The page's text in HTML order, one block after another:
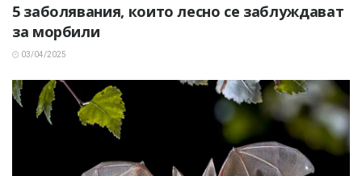
5 заболявания, които лесно се заблуждават
за морбили
03/04/2025